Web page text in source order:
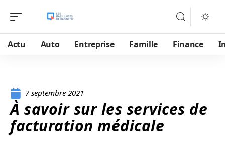
Actu Auto Entreprise Famille Finance
7 septembre 2021
À savoir sur les services de
facturation médicale